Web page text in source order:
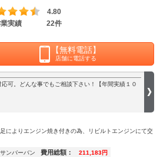
4.80
実績
22件
【無料電話】
店舗に電話する
応可。どんな事でもご相談下さい！【年間実績１０
によりエンジン焼き付きの為、リビルトエンジンにて交
ンバーバン 費用総額： 211,183円